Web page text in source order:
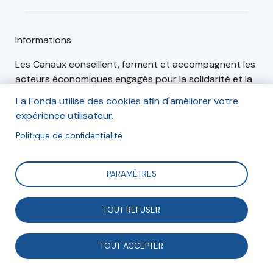
Informations
Les Canaux conseillent, forment et accompagnent les
acteurs économiques engagés pour la solidarité et la
L'association proposent des outils concrets à tous
ceux qui souhaitent développer leur impact social et
Les Canaux animent La Maison des Economies
Solidaire et Innovantes, vitrine de l’économie circulaire.
Ce lieu fédérateur accueille des événements autour
d’une économie engagée et de modes de production
La Fonda utilise des cookies afin d'améliorer votre
expérience utilisateur.
Politique de confidentialité
PARAMÈTRES
TOUT REFUSER
TOUT ACCEPTER